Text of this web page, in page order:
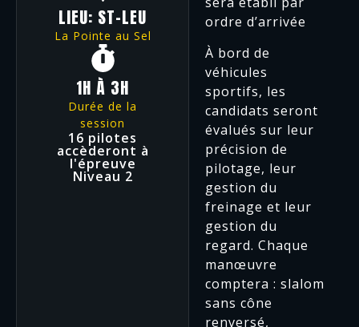
ordre d’arrivée
À bord de
véhicules
sportifs, les
candidats seront
évalués sur leur
précision de
pilotage, leur
gestion du
freinage et leur
gestion du
regard. Chaque
manœuvre
comptera : slalom
sans cône
renversé,
LIEU: ST-LEU
La Pointe au Sel
1H À 3H
Durée de la
session
16 pilotes
accèderont à
l'épreuve
Niveau 2